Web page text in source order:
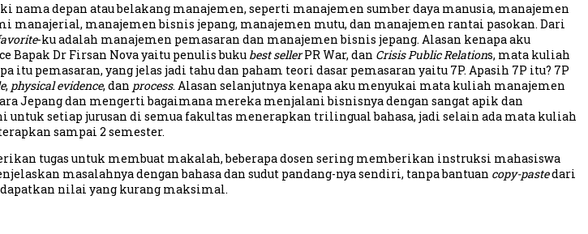
depan atau belakang manajemen, seperti manajemen sumber daya manusia, manajemen
manajemen bisnis jepang, manajemen mutu, dan manajemen rantai pasokan. Dari
-ku adalah manajemen pemasaran dan manajemen bisnis jepang. Alasan kenapa aku
Bapak Dr Firsan Nova yaitu penulis buku best sellerPR War, dan Crisis Public Relations, mata kuliah
pemasaran, yang jelas jadi tahu dan paham teori dasar pemasaran yaitu 7P. Apasih 7P itu? 7P
, physical evidence, dan process. Alasan selanjutnya kenapa aku menyukai mata kuliah manajemen
Jepang dan mengerti bagaimana mereka menjalani bisnisnya dengan sangat apik dan
setiap jurusan di semua fakultas menerapkan trilingual bahasa, jadi selain ada mata kuliah
sampai 2 semester.
tugas untuk membuat makalah, beberapa dosen sering memberikan instruksi mahasiswa
masalahnya dengan bahasa dan sudut pandang-nya sendiri, tanpa bantuan copy-pastedari
nilai yang kurang maksimal.